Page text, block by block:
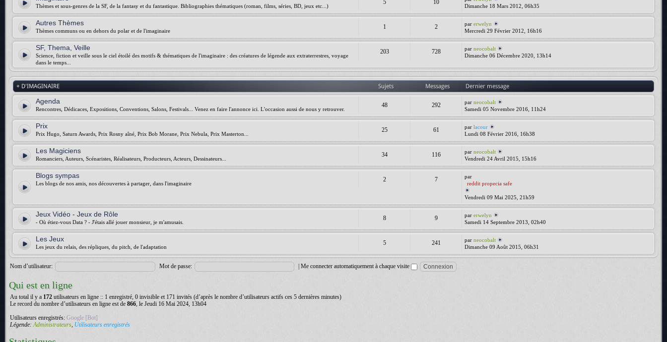
Thèmes et sous-genres de la SF, de la fantasy et du fantastique. Bibliographies thématiques (roman, films, séries, BD, jeux etc...)
5 10
Dimanche 18 Mars 2012, 06h35
Autres Thèmes
Thèmes communs ou en dehors du polar et de l'imaginaire
1 2 parerwelyn
Mercredi 29 Février 2012, 16h16
SF, Thema, Veille
Science, fiction et veille sous le ciel étoilé des motifs & thématiques de l'imaginaire : des créatures de légende aux extraterrestres, voyage
dans le temps...
203 728 parneocobalt
Dimanche 06 Décembre 2020, 13h14
+ D'IMAGINAIRE Sujets Messages Dernier message
Agenda
Rencontres, Dédicaces, Expositions, Conventions, Salons, Festivals... Venez en faire l'annonce ici. L'occasion aussi de nous y retrouver.
48 292 parneocobalt
Samedi 05 Novembre 2016, 11h24
Prix
Prix Hugo, Saturn Awards, Prix Rosny aîné, Prix Bob Morane, Prix Nebula, Prix Masterton...
25 61 parlacour
Lundi 08 Février 2016, 16h38
Les Magiciens
Romanciers, Auteurs, Scénaristes, Réalisateurs, Producteurs, Acteurs, Dessinateurs...
34 116 parneocobalt
Vendredi 24 Avril 2015, 15h16
Blogs sympas
Les blogs de nos amis, nos découvertes à partager, dans l'imaginaire
2 7
par
reddit propecia safe
Vendredi 09 Mai 2025, 21h59
Jeux Vidéo - Jeux de Rôle
- Où étiez-vous Data ? - J'étais allé jouer monsieur, je m'amusais.
8 9 parerwelyn
Samedi 14 Septembre 2013, 02h40
Les Jeux
Les jeux du relais, des répliques, du pitch, de l'adaptation
5 241 parneocobalt
Dimanche 09 Août 2015, 06h31
Nom d’utilisateur: Mot de passe: |Me connecter automatiquement à chaque visite
Qui est en ligne
Au total il y a 172 utilisateurs en ligne :: 1 enregistré, 0 invisible et 171 invités (d’après le nombre d’utilisateurs actifs ces 5 dernières minutes)
Le record du nombre d’utilisateurs en ligne est de 866, le Jeudi 16 Mai 2024, 13h04
Utilisateurs enregistrés: Google [Bot]
Légende:Administrateurs, Utilisateurs enregistrés